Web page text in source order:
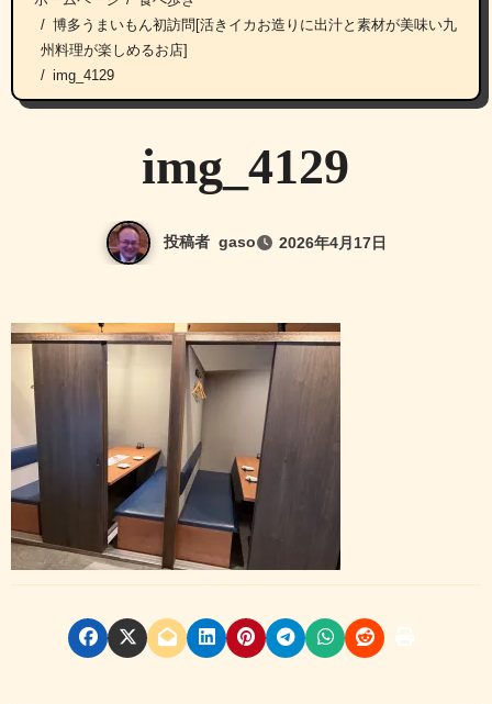
博多うまいもん初訪問[活きイカお造りに出汁と素材が美味い九
州料理が楽しめるお店]
img_4129
img_4129
投稿者 gaso 2026年4月17日